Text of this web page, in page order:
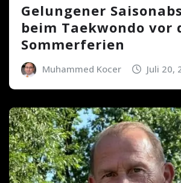
Gelungener
beim Taekwondo vor
Sommerferien
Muhammed Kocer Juli 20,